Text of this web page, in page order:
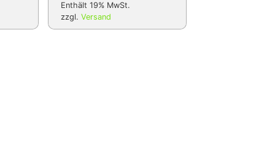
Enthält 19% MwSt.
zzgl. Versand